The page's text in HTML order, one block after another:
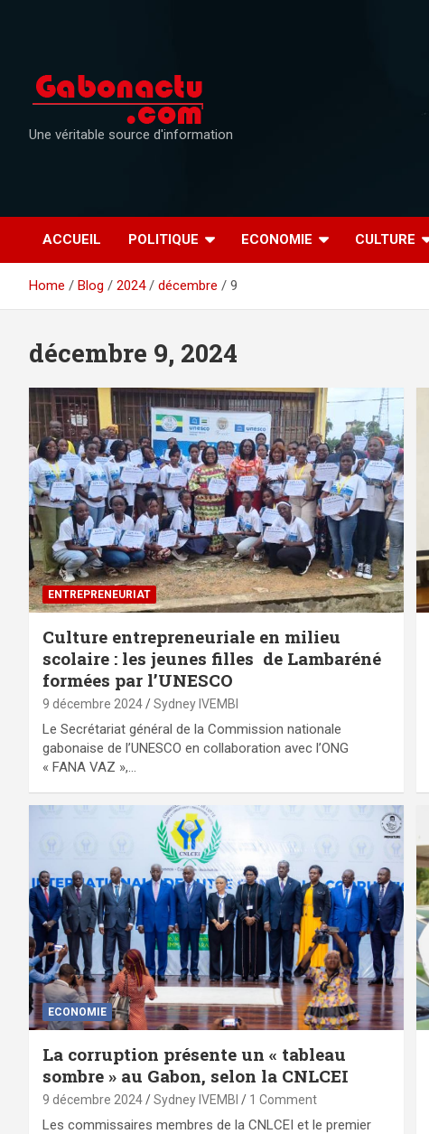
Une véritable source d'information
ACCUEIL POLITIQUE ECONOMIE CULTURE
Home Blog 2024 décembre 9
décembre 9, 2024
ENTREPRENEURIAT
Culture entrepreneuriale en milieu
scolaire : les jeunes filles de Lambaréné
formées par l’UNESCO
9 décembre 2024 Sydney IVEMBI
Le Secrétariat général de la Commission nationale
gabonaise de l’UNESCO en collaboration avec l’ONG
« FANA VAZ »,…
ECONOMIE
La corruption présente un « tableau
sombre » au Gabon, selon la CNLCEI
9 décembre 2024 Sydney IVEMBI 1 Comment
Les commissaires membres de la CNLCEI et le premier